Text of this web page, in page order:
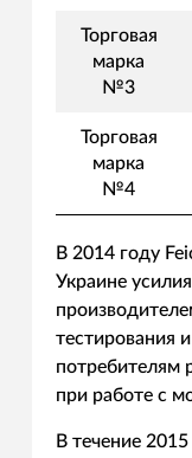
Торговая
марка
№3
Торговая
марка
№4
В 2014 году
Украине
тестирования
потребителям
при работе с
В течение